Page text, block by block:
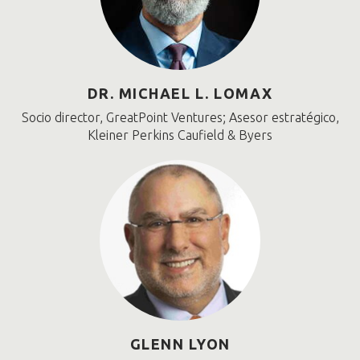
DR. MICHAEL L. LOMAX
Socio director, GreatPoint Ventures; Asesor estratégico,
Kleiner Perkins Caufield & Byers
GLENN LYON